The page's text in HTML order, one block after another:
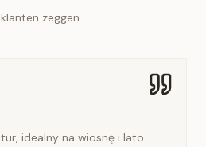
zeggen
idealny na wiosnę i lato.